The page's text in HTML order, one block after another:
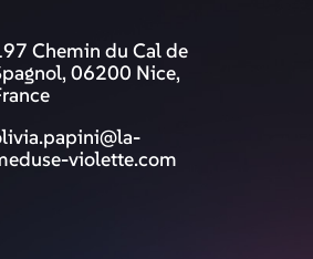
Chemin du Cal de
06200 Nice,
violette.com